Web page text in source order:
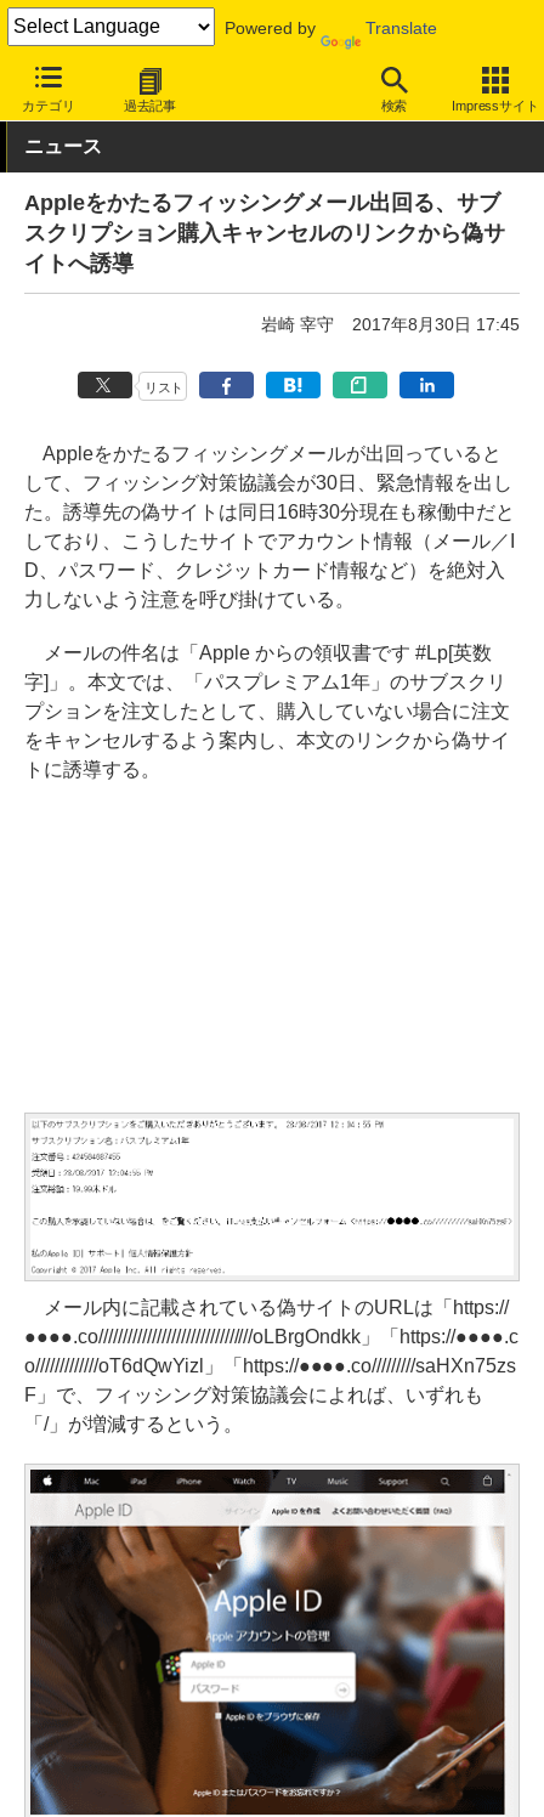
Powered by Translate
カテゴリ 過去記事 検索 Impressサイト
INTERNET Watch トピック 詐欺/フィッシング
ニュース
Appleをかたるフィッシングメール出回る、サブ
スクリプション購入キャンセルのリンクから偽サ
イトへ誘導
岩崎 宰守 2017年8月30日 17:45
リスト
Appleをかたるフィッシングメールが出回っていると
して、フィッシング対策協議会が30日、緊急情報を出し
た。誘導先の偽サイトは同日16時30分現在も稼働中だと
しており、こうしたサイトでアカウント情報（メール／I
D、パスワード、クレジットカード情報など）を絶対入
力しないよう注意を呼び掛けている。
メールの件名は「Apple からの領収書です #Lp[英数
字]」。本文では、「パスプレミアム1年」のサブスクリ
プションを注文したとして、購入していない場合に注文
をキャンセルするよう案内し、本文のリンクから偽サイ
トに誘導する。
メール内に記載されている偽サイトのURLは「https://
●●●●.co////////////////////////////////oLBrgOndkk」「https://●●●●.c
o/////////////oT6dQwYizl」「https://●●●●.co/////////saHXn75zs
F」で、フィッシング対策協議会によれば、いずれも
「/」が増減するという。